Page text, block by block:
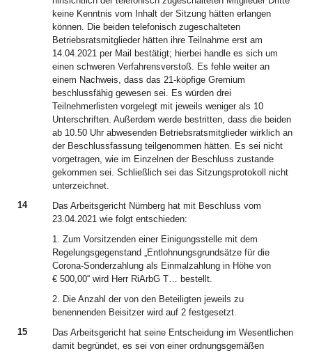
keine Kenntnis vom Inhalt der Sitzung hätten erlangen
können. Die beiden telefonisch zugeschalteten
Betriebsratsmitglieder hätten ihre Teilnahme erst am
14.04.2021 per Mail bestätigt; hierbei handle es sich um
einen schweren Verfahrensverstoß. Es fehle weiter an
einem Nachweis, dass das 21-köpfige Gremium
beschlussfähig gewesen sei. Es würden drei
Teilnehmerlisten vorgelegt mit jeweils weniger als 10
Unterschriften. Außerdem werde bestritten, dass die beiden
ab 10.50 Uhr abwesenden Betriebsratsmitglieder wirklich an
der Beschlussfassung teilgenommen hätten. Es sei nicht
vorgetragen, wie im Einzelnen der Beschluss zustande
gekommen sei. Schließlich sei das Sitzungsprotokoll nicht
unterzeichnet.
14
Das Arbeitsgericht Nürnberg hat mit Beschluss vom
23.04.2021 wie folgt entschieden:
1. Zum Vorsitzenden einer Einigungsstelle mit dem
Regelungsgegenstand „Entlohnungsgrundsätze für die
Corona-Sonderzahlung als Einmalzahlung in Höhe von
€ 500,00“ wird Herr RiArbG T… bestellt.
2. Die Anzahl der von den Beteiligten jeweils zu
benennenden Beisitzer wird auf 2 festgesetzt.
15
Das Arbeitsgericht hat seine Entscheidung im Wesentlichen
damit begründet, es sei von einer ordnungsgemäßen